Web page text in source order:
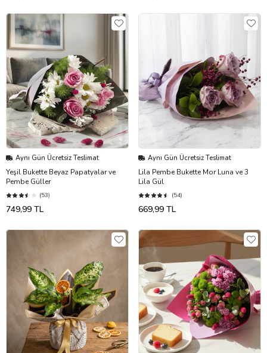
Aynı Gün Ücretsiz Teslimat
Yeşil Bukette Beyaz Papatyalar ve
Pembe Güller
(53)
749,99 TL
Aynı Gün Ücretsiz Teslimat
Lila Pembe Bukette Mor Luna ve 3
Lila Gül
(54)
669,99 TL